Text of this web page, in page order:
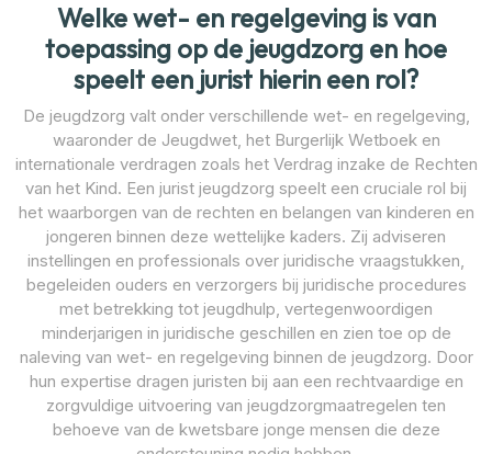
Welke wet- en regelgeving is van
toepassing op de jeugdzorg en hoe
speelt een jurist hierin een rol?
De jeugdzorg valt onder verschillende wet- en regelgeving,
waaronder de Jeugdwet, het Burgerlijk Wetboek en
internationale verdragen zoals het Verdrag inzake de Rechten
van het Kind. Een jurist jeugdzorg speelt een cruciale rol bij
het waarborgen van de rechten en belangen van kinderen en
jongeren binnen deze wettelijke kaders. Zij adviseren
instellingen en professionals over juridische vraagstukken,
begeleiden ouders en verzorgers bij juridische procedures
met betrekking tot jeugdhulp, vertegenwoordigen
minderjarigen in juridische geschillen en zien toe op de
naleving van wet- en regelgeving binnen de jeugdzorg. Door
hun expertise dragen juristen bij aan een rechtvaardige en
zorgvuldige uitvoering van jeugdzorgmaatregelen ten
behoeve van de kwetsbare jonge mensen die deze